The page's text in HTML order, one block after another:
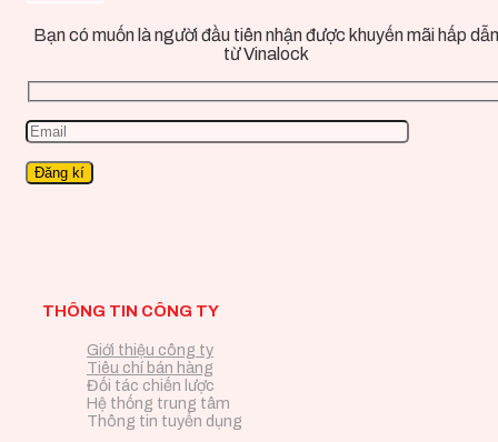
Bạn có muốn là người đầu tiên nhận được khuyến mãi hấp dẫn
từ Vinalock
THÔNG TIN CÔNG TY
Giới thiệu công ty
Tiêu chí bán hàng
Đối tác chiến lược
Hệ thống trung tâm
Thông tin tuyển dụng